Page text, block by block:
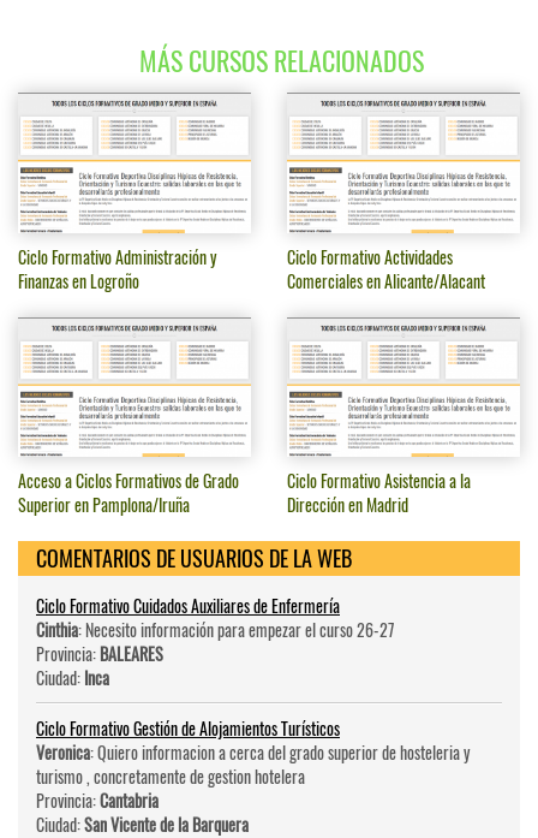
MÁS CURSOS RELACIONADOS
Ciclo Formativo Administración y
Finanzas en Logroño
Ciclo Formativo Actividades
Comerciales en Alicante/Alacant
Acceso a Ciclos Formativos de Grado
Superior en Pamplona/Iruña
Ciclo Formativo Asistencia a la
Dirección en Madrid
COMENTARIOS DE USUARIOS DE LA WEB
Ciclo Formativo Cuidados Auxiliares de Enfermería
Cinthia: Necesito información para empezar el curso 26-27
Provincia:BALEARES
Ciudad:Inca
Ciclo Formativo Gestión de Alojamientos Turísticos
Veronica: Quiero informacion a cerca del grado superior de hosteleri­a y
turismo , concretamente de gestion hotelera
Provincia:Cantabria
Ciudad:San Vicente de la Barquera